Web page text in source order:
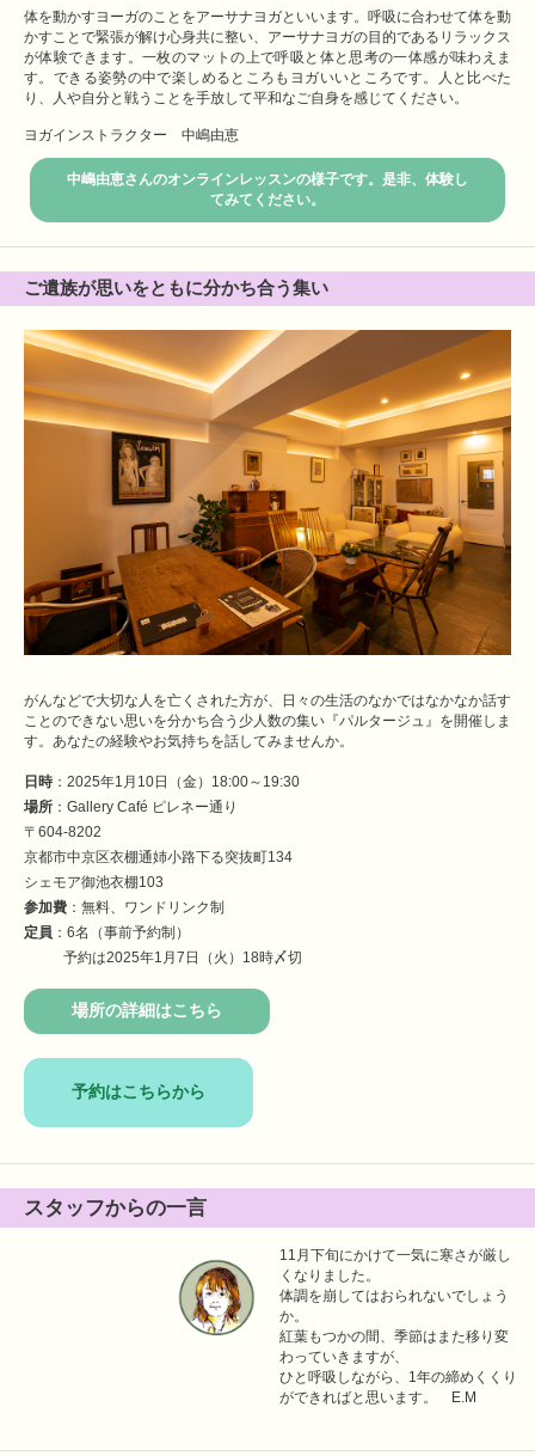
体を動かすヨーガのことをアーサナヨガといいます。 呼吸に合わせて体を動
かすことで緊張が解け心身共に整い、アーサナヨガの目的であるリラックス
が体験できます。一枚のマットの上で呼吸と体と思考の一体感が味わえま
す。できる姿勢の中で楽しめるところもヨガいいところです。人と比べた
り、人や自分と戦うことを手放して平和なご自身を感じてください。
ヨガインストラクター 中嶋由恵
中嶋由恵さんのオンラインレッスンの様子です。是非、体験し
てみてください。
ご遺族が思いをともに分かち合う集い
がんなどで大切な人を亡くされた方が、日々の生活のなかではなかなか話す
ことのできない思いを分かち合う少人数の集い『パルタージュ』を開催しま
す。あなたの経験やお気持ちを話してみませんか。
日時 ：2025年1月10日（金）18:00～19:30
場所 ：Gallery Café ピレネー通り
〒604-8202
京都市中京区衣棚通姉小路下る突抜町134
シェモア御池衣棚103
参加費 ：無料、ワンドリンク制
定員 ：6名（事前予約制）
予約は2025年1月7日（火）18時〆切
場所の詳細はこちら
予約はこちらから
スタッフからの一言
11月下旬にかけて一気に寒さが厳し
くなりました。
体調を崩してはおられないでしょう
か。
紅葉もつかの間、季節はまた移り変
わっていきますが、
ひと呼吸しながら、1年の締めくくり
ができればと思います。 E.M